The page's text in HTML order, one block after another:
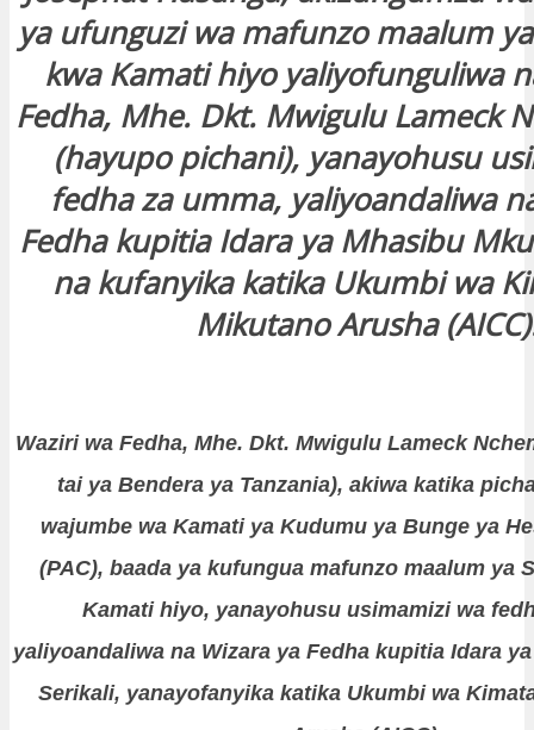
ya ufunguzi wa mafunzo maalum
kwa Kamati hiyo yaliyofunguliwa
Fedha, Mhe. Dkt. Mwigulu Lameck
(hayupo pichani), yanayohusu
fedha za umma, yaliyoandaliwa
Fedha kupitia Idara ya Mhasibu
na kufanyika katika Ukumbi wa
Mikutano Arusha
Waziri wa Fedha, Mhe. Dkt. Mwigulu Lameck
tai ya Bendera ya Tanzania), akiwa katika
wajumbe wa Kamati ya Kudumu ya Bunge ya
(PAC), baada ya kufungua mafunzo maalum ya
Kamati hiyo, yanayohusu usimamizi wa
yaliyoandaliwa na Wizara ya Fedha kupitia Idara
Serikali, yanayofanyika katika Ukumbi wa